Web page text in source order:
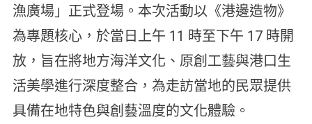
漁廣場」正式登場。本次活動以《港邊造物》
為專題核心，於當日上午 11 時至下午 17 時開
放，旨在將地方海洋文化、原創工藝與港口生
活美學進行深度整合，為走訪當地的民眾提供
具備在地特色與創藝溫度的文化體驗。